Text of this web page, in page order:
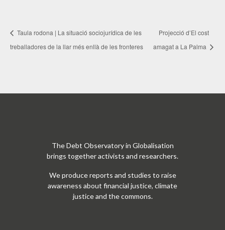
Taula rodona | La situació sociojurídica de les
treballadores de la llar més enllà de les fronteres
Projecció d’El cost
amagat a La Palma
The Debt Observatory in Globalisation
brings together activists and researchers.
We produce reports and studies to raise
awareness about financial justice, climate
justice and the commons.